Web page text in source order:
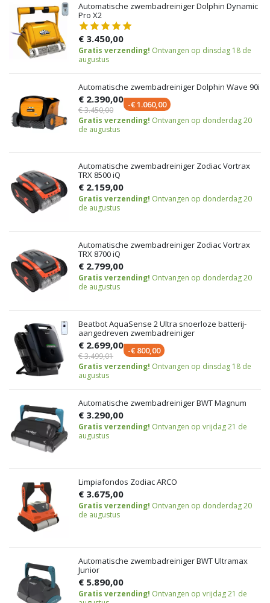
Automatische zwembadreiniger Dolphin Dynamic
Pro X2
€ 3.450,00
Gratis verzending! Ontvangen op dinsdag 18 de
augustus
Automatische zwembadreiniger Dolphin Wave 90i
€ 2.390,00
€ 3.450,00
-€ 1.060,00
Gratis verzending! Ontvangen op donderdag 20
de augustus
Automatische zwembadreiniger Zodiac Vortrax
TRX 8500 iQ
€ 2.159,00
Gratis verzending! Ontvangen op donderdag 20
de augustus
Automatische zwembadreiniger Zodiac Vortrax
TRX 8700 iQ
€ 2.799,00
Gratis verzending! Ontvangen op donderdag 20
de augustus
Beatbot AquaSense 2 Ultra snoerloze batterij-
aangedreven zwembadreiniger
€ 2.699,00
€ 3.499,01
-€ 800,00
Gratis verzending! Ontvangen op dinsdag 18 de
augustus
Automatische zwembadreiniger BWT Magnum
€ 3.290,00
Gratis verzending! Ontvangen op vrijdag 21 de
augustus
Limpiafondos Zodiac ARCO
€ 3.675,00
Gratis verzending! Ontvangen op donderdag 20
de augustus
Automatische zwembadreiniger BWT Ultramax
Junior
€ 5.890,00
Gratis verzending! Ontvangen op vrijdag 21 de